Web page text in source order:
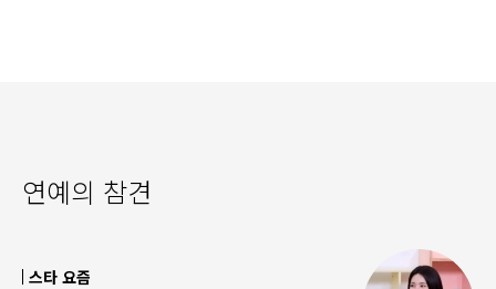
연예의 참견
스타 요즘